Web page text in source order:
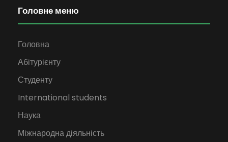
Головне меню
Головна
Абітурієнту
Студенту
International students
Наука
Міжнародна діяльність